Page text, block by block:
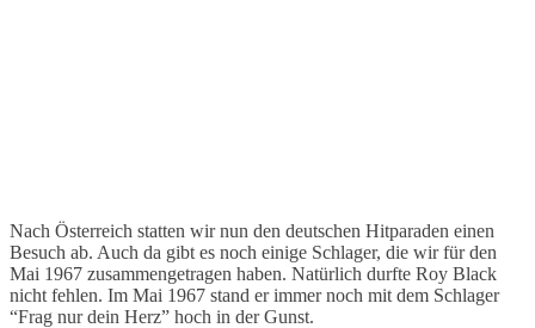
Nach Österreich statten wir nun den deutschen Hitparaden einen
Besuch ab. Auch da gibt es noch einige Schlager, die wir für den
Mai 1967 zusammengetragen haben. Natürlich durfte Roy Black
nicht fehlen. Im Mai 1967 stand er immer noch mit dem Schlager
“Frag nur dein Herz” hoch in der Gunst.